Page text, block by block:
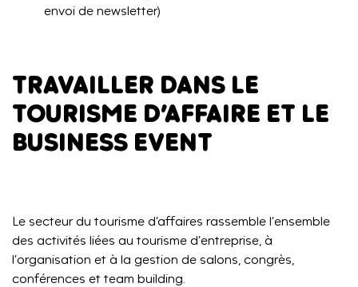
envoi de newsletter)
TRAVAILLER DANS LE
TOURISME D’AFFAIRE ET LE
BUSINESS EVENT
Le secteur du tourisme d’affaires rassemble l’ensemble
des activités liées au tourisme d’entreprise, à
l’organisation et à la gestion de salons, congrès,
conférences et team building.